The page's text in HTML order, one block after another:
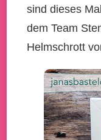
sind dieses
dem Team
Helmschrott